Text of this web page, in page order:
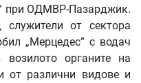
при ОДМВР-Пазарджик.
от сектора
„Мерцедес” с водач
возилото органите на
от различни видове и